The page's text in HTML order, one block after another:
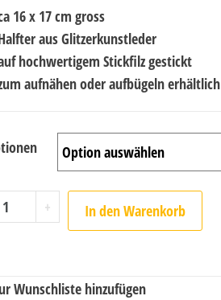
16 x 17 cm gross
aus Glitzerkunstleder
hochwertigem Stickfilz gestickt
aufnähen oder aufbügeln erhältlich
+ In den Warenkorb